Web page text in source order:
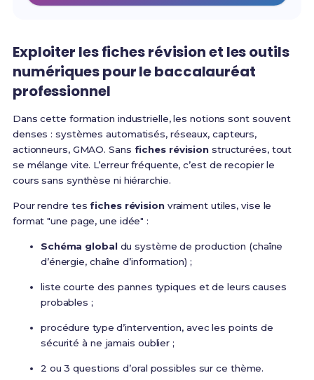
Exploiter les fiches révision et les outils
numériques pour le baccalauréat
professionnel
Dans cette formation industrielle, les notions sont souvent
denses : systèmes automatisés, réseaux, capteurs,
actionneurs, GMAO. Sans fiches révision structurées, tout
se mélange vite. L’erreur fréquente, c’est de recopier le
cours sans synthèse ni hiérarchie.
Pour rendre tesfiches révisionvraiment utiles, vise le
format "une page, une idée" :
Schéma globaldu système de production (chaîne
d’énergie, chaîne d’information) ;
liste courte des pannes typiques et de leurs causes
probables ;
procédure type d’intervention, avec les points de
sécurité à ne jamais oublier ;
2 ou 3 questions d’oral possibles sur ce thème.